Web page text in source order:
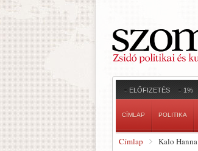
ELŐFIZETÉS 1%
CÍMLAP POLITIKA
Címlap Kalo Hanna